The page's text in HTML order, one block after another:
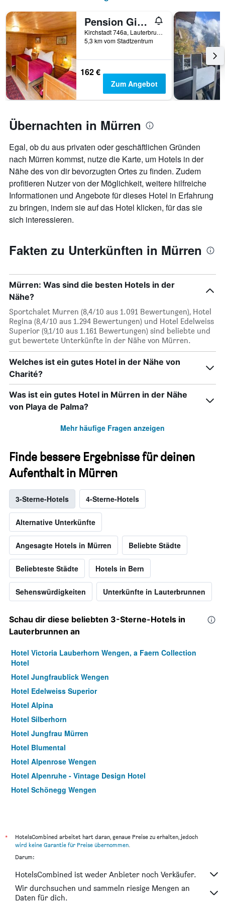
Pension Gimmelwald
Kirchstadt 746a, Lauterbrunnen, Bern, Schweiz
5,3 km vom Stadtzentrum
162 €
Zum Angebot
Übernachten in Mürren
Egal, ob du aus privaten oder geschäftlichen Gründen
nach Mürren kommst, nutze die Karte, um Hotels in der
Nähe des von dir bevorzugten Ortes zu finden. Zudem
profitieren Nutzer von der Möglichkeit, weitere hilfreiche
Informationen und Angebote für dieses Hotel in Erfahrung
zu bringen, indem sie auf das Hotel klicken, für das sie
sich interessieren.
Fakten zu Unterkünften in Mürren
Mürren: Was sind die besten Hotels in der
Nähe?
Sportchalet Murren (8,4/10 aus 1.091 Bewertungen), Hotel
Regina (8,4/10 aus 1.294 Bewertungen) und Hotel Edelweiss
Superior (9,1/10 aus 1.161 Bewertungen) sind beliebte und
gut bewertete Unterkünfte in der Nähe von Mürren.
Welches ist ein gutes Hotel in der Nähe von
Charité?
Was ist ein gutes Hotel in Mürren in der Nähe
von Playa de Palma?
Mehr häufige Fragen anzeigen
Finde bessere Ergebnisse für deinen
Aufenthalt in Mürren
3-Sterne-Hotels 4-Sterne-Hotels
Alternative Unterkünfte
Angesagte Hotels in Mürren Beliebte Städte
Beliebteste Städte Hotels in Bern
Sehenswürdigkeiten Unterkünfte in Lauterbrunnen
Schau dir diese beliebten 3-Sterne-Hotels in
Lauterbrunnen an
Hotel Victoria Lauberhorn Wengen, a Faern Collection
Hotel
Hotel Jungfraublick Wengen
Hotel Edelweiss Superior
Hotel Alpina
Hotel Silberhorn
Hotel Jungfrau Mürren
Hotel Blumental
Hotel Alpenrose Wengen
Hotel Alpenruhe - Vintage Design Hotel
Hotel Schönegg Wengen
Bernerhof & Residence Hotels
Hotel Residence Brunner
*
HotelsCombined arbeitet hart daran, genaue Preise zu erhalten, jedoch
wird keine Garantie für Preise übernommen.
Darum:
HotelsCombined ist weder Anbieter noch Verkäufer.
Wir durchsuchen und sammeln riesige Mengen an
Daten für dich.